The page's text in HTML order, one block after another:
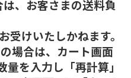
、お客さまの送料負
けいたしかねます。
場合は、カート画面
を入力し「再計算」